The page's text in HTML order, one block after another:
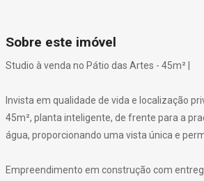
Sobre este imóvel
Studio à venda no Pátio das Artes - 45m² |
Invista em qualidade de vida e localização
45m², planta inteligente, de frente para a
água, proporcionando uma vista única e
Empreendimento em construção com